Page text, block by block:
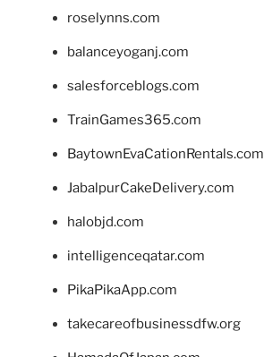
roselynns.com
balanceyoganj.com
salesforceblogs.com
TrainGames365.com
BaytownEvaCationRentals.com
JabalpurCakeDelivery.com
halobjd.com
intelligenceqatar.com
PikaPikaApp.com
takecareofbusinessdfw.org